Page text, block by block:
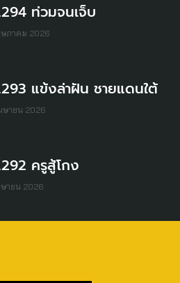
ท่วมจนเจ็บ
ภาคม 2026
แข้งล่าฝัน ชายแดนใต้
ษายน 2026
ครูสู้โกง
ษายน 2026